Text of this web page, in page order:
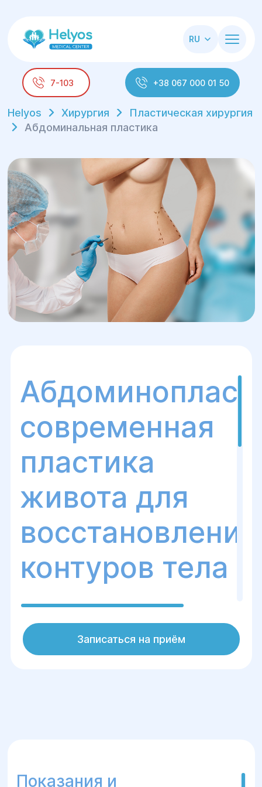
RU
7-103 +38 067 000 01 50
Helyos Хирургия
Пластическая хирургия
Абдоминальная пластика
современная
пластика
живота для
восстановления
контуров тела
Что такое
абдоминопластика?
проводится после беременности,
Записаться на приём
Показания и